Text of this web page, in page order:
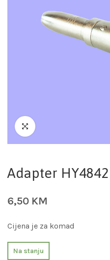
Adapter
6,50 KM
Cijena je za komad
Na stanju